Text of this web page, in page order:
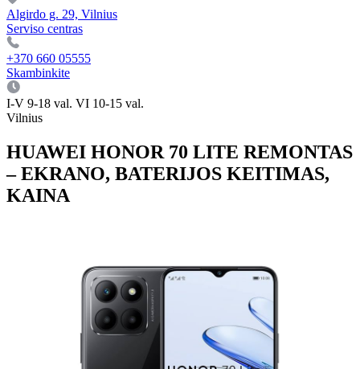
Algirdo g. 29, Vilnius
Serviso centras
+370 660 05555
Skambinkite
I-V 9-18 val. VI 10-15 val.
Vilnius
HUAWEI HONOR 70 LITE REMONTAS
– EKRANO, BATERIJOS KEITIMAS,
KAINA